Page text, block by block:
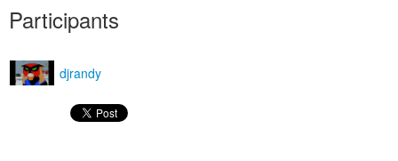
Participants
djrandy